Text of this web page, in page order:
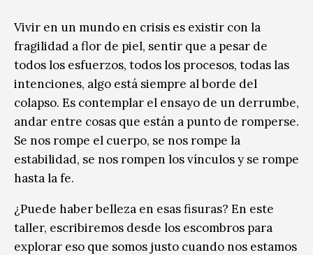
Vivir en un mundo en crisis es existir con la
fragilidad a flor de piel, sentir que a pesar de
todos los esfuerzos, todos los procesos, todas las
intenciones, algo está siempre al borde del
colapso. Es contemplar el ensayo de un derrumbe,
andar entre cosas que están a punto de romperse.
Se nos rompe el cuerpo, se nos rompe la
estabilidad, se nos rompen los vínculos y se rompe
hasta la fe.
¿Puede haber belleza en esas fisuras? En este
taller, escribiremos desde los escombros para
explorar eso que somos justo cuando nos estamos